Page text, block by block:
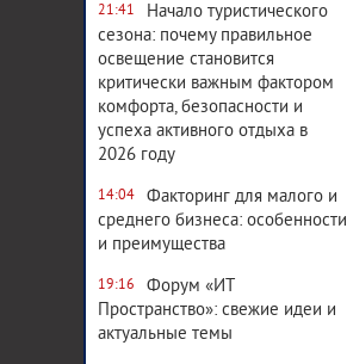
21:41
Начало туристического
сезона: почему правильное
освещение становится
критически важным фактором
комфорта, безопасности и
успеха активного отдыха в
2026 году
14:04
Факторинг для малого и
среднего бизнеса: особенности
и преимущества
19:16
Форум «ИТ
Пространство»: свежие идеи и
актуальные темы